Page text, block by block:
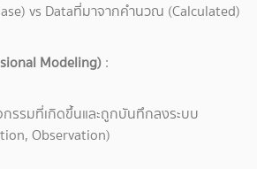
vs Dataที่มาจากคำนวณ (Calculated)
Modeling) :
รรมที่เกิดขึ้นและถูกบันทึกลงระบบ
Observation)